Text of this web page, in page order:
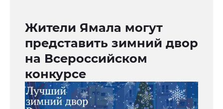
Жители Ямала могут
представить зимний двор
на Всероссийском
конкурсе